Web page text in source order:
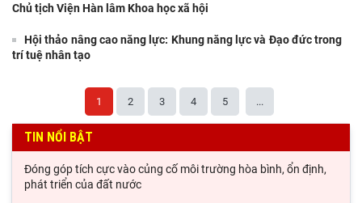
Chủ tịch Viện Hàn lâm Khoa học xã hội
Hội thảo nâng cao năng lực: Khung năng lực và Đạo đức trong
trí tuệ nhân tạo
1 2 3 4 5 ...
TIN NỔI BẬT
Đóng góp tích cực vào củng cố môi trường hòa bình, ổn định,
phát triển của đất nước